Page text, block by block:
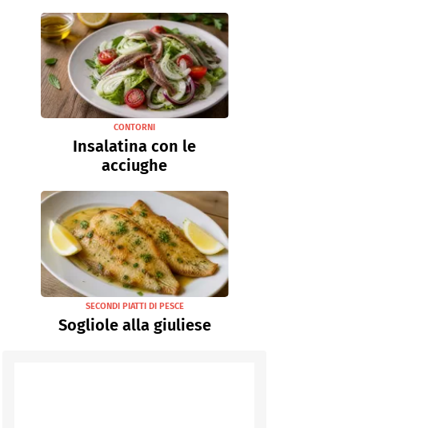
CONTORNI
Insalatina con le
acciughe
SECONDI PIATTI DI PESCE
Sogliole alla giuliese